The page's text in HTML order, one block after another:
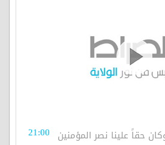
21:00